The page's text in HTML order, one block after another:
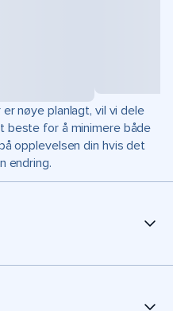
nøye planlagt, vil vi dele
beste for å minimere både
opplevelsen din hvis det
endring.